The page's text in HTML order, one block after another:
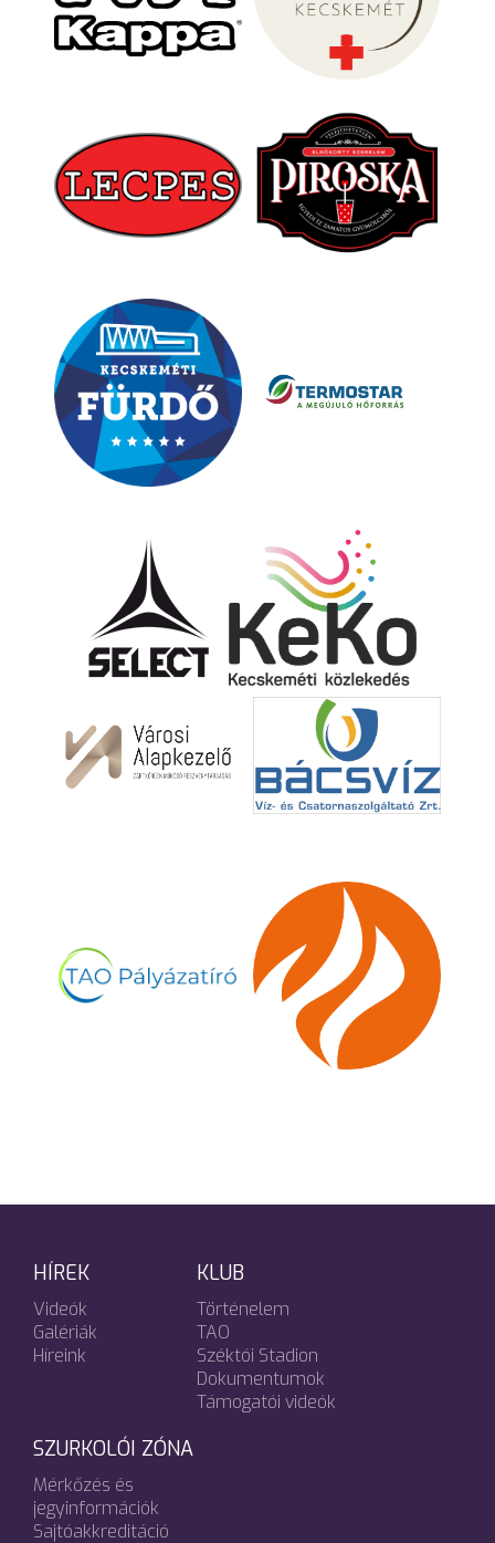
HÍREK
Videók
Galériák
Híreink
KLUB
Történelem
TAO
Széktói Stadion
Dokumentumok
Támogatói videók
SZURKOLÓI ZÓNA
Mérkőzés és
jegyinformációk
Sajtóakkreditáció